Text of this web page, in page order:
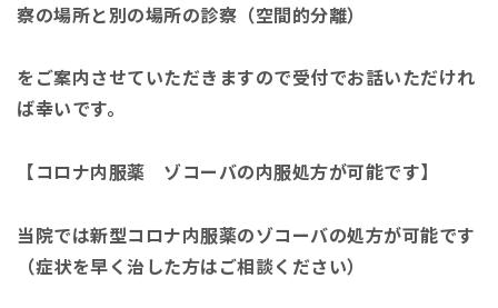
察の場所と別の場所の診察（空間的分離）
をご案内させていただきますので受付でお話いただけれ
ば幸いです。
【コロナ内服薬 ゾコーバの内服処方が可能です】
当院では新型コロナ内服薬のゾコーバの処方が可能です
（症状を早く治した方はご相談ください）